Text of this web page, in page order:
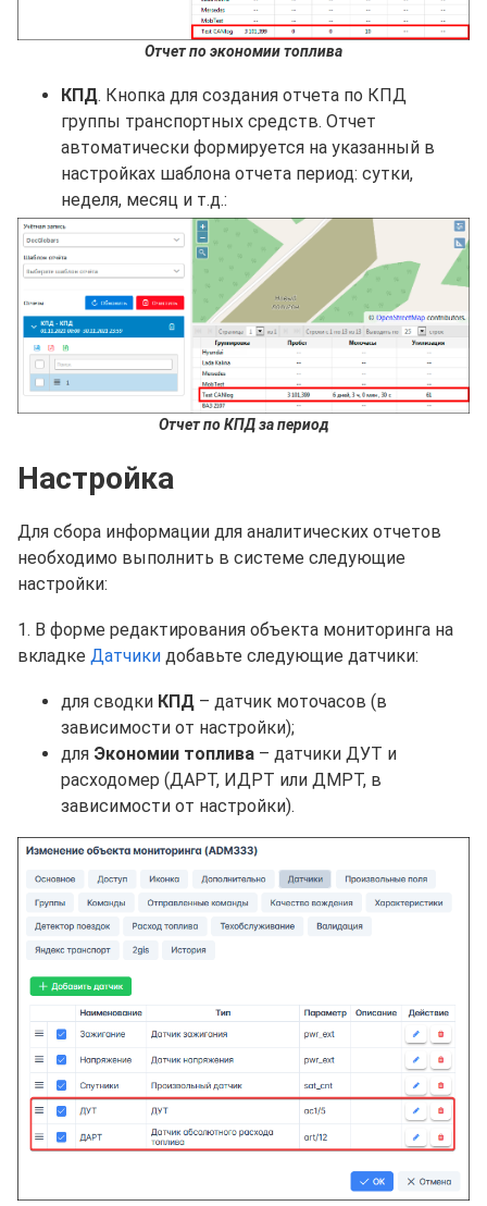
Отчет по экономии топлива
КПД. Кнопка для создания отчета по КПД
группы транспортных средств. Отчет
автоматически формируется на указанный в
настройках шаблона отчета период: сутки,
неделя, месяц и т.д.:
Отчет по КПД за период
Настройка
Для сбора информации для аналитических отчетов
необходимо выполнить в системе следующие
настройки:
1. В форме редактирования объекта мониторинга на
вкладке Датчики добавьте следующие датчики:
для сводки КПД – датчик моточасов (в
зависимости от настройки);
для Экономии топлива – датчики ДУТ и
расходомер (ДАРТ, ИДРТ или ДМРТ, в
зависимости от настройки).